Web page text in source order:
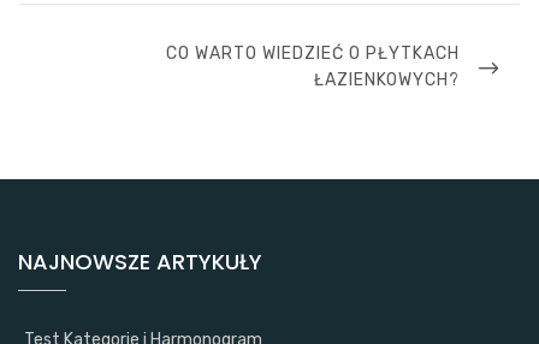
NEXT
CO WARTO WIEDZIEĆ O PŁYTKACH
ŁAZIENKOWYCH?
NAJNOWSZE ARTYKUŁY
Test Kategorie i Harmonogram